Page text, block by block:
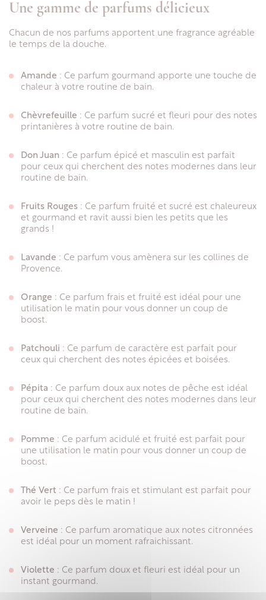
Une gamme de parfums délicieux
Chacun de nos parfums apportent une fragrance agréable
le temps de la douche.
Amande : Ce parfum gourmand apporte une touche de
chaleur à votre routine de bain.
Chèvrefeuille : Ce parfum sucré et fleuri pour des notes
printanières à votre routine de bain.
Don Juan : Ce parfum épicé et masculin est parfait
pour ceux qui cherchent des notes modernes dans leur
routine de bain.
Fruits Rouges : Ce parfum fruité et sucré est chaleureux
et gourmand et ravit aussi bien les petits que les
grands !
Lavande : Ce parfum vous amènera sur les collines de
Provence.
Orange : Ce parfum frais et fruité est idéal pour une
utilisation le matin pour vous donner un coup de
boost.
Patchouli : Ce parfum de caractère est parfait pour
ceux qui cherchent des notes épicées et boisées.
Pépita : Ce parfum doux aux notes de pêche est idéal
pour ceux qui cherchent des notes modernes dans leur
routine de bain.
Pomme : Ce parfum acidulé et fruité est parfait pour
une utilisation le matin pour vous donner un coup de
boost.
Thé Vert : Ce parfum frais et stimulant est parfait pour
avoir le peps dès le matin !
Verveine : Ce parfum aromatique aux notes citronnées
est idéal pour un moment rafraichissant.
Violette : Ce parfum doux et fleuri est idéal pour un
instant gourmand.